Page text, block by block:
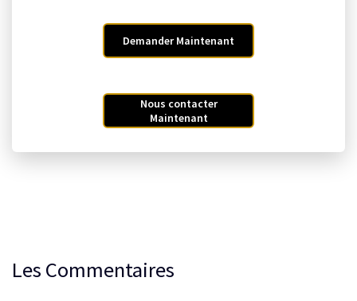
Demander Maintenant
Nous contacter
Maintenant
Les Commentaires